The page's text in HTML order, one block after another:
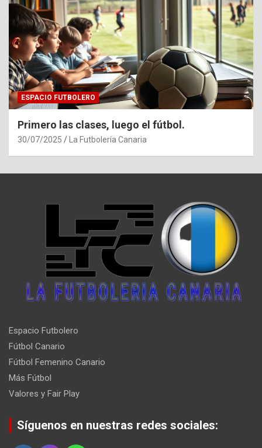
ESPACIO FUTBOLERO
Primero las clases, luego el fútbol.
30/07/2025 La Futbolería Canaria
Espacio Futbolero
Fútbol Canario
Fútbol Femenino Canario
Más Fútbol
Valores y Fair Play
Síguenos en nuestras redes sociales: